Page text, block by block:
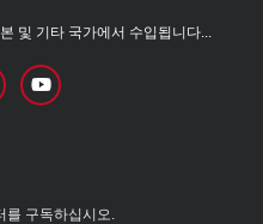
및 기타 국가에서 수입됩니다...
구독하십시오.